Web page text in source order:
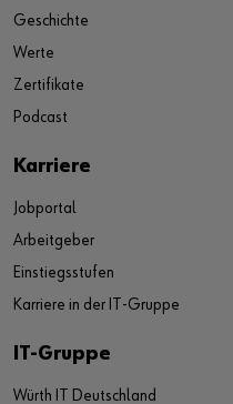
Geschichte
Werte
Zertifikate
Podcast
Karriere
Jobportal
Arbeitgeber
Einstiegsstufen
Karriere in der IT-Gruppe
IT-Gruppe
Würth IT Deutschland